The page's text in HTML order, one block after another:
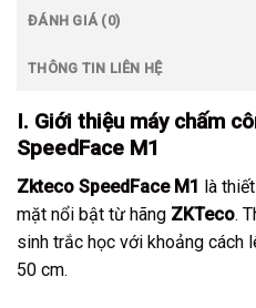
ĐÁNH GIÁ (0)
THÔNG TIN LIÊN HỆ
I. Giới thiệu máy chấm
SpeedFace M1
Zkteco SpeedFace M1 là
mặt nổi bật từ hãng ZKTeco.
sinh trắc học với khoảng cách
50 cm.